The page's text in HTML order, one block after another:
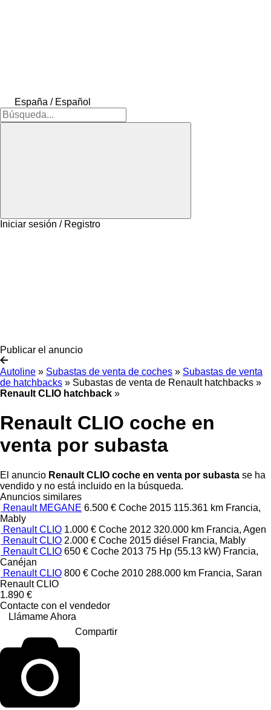
España / Español
Iniciar sesión / Registro
Publicar el anuncio
Autoline » Subastas de venta de coches » Subastas de venta
de hatchbacks » Subastas de venta de Renault hatchbacks »
Renault CLIO hatchback »
Renault CLIO coche en
venta por subasta
El anuncio Renault CLIO coche en venta por subasta se ha
vendido y no está incluido en la búsqueda.
Anuncios similares
Renault MEGANE 6.500 € Coche 2015 115.361 km Francia,
Mably
Renault CLIO 1.000 € Coche 2012 320.000 km Francia, Agen
Renault CLIO 2.000 € Coche 2015 diésel Francia, Mably
Renault CLIO 650 € Coche 2013 75 Hp (55.13 kW) Francia,
Canéjan
Renault CLIO 800 € Coche 2010 288.000 km Francia, Saran
Renault CLIO
1.890 €
Contacte con el vendedor
Llámame Ahora
Compartir